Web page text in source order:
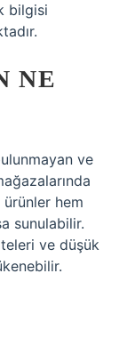
bilgisi
NE
ve
ürünler hem
sunulabilir.
ve düşük